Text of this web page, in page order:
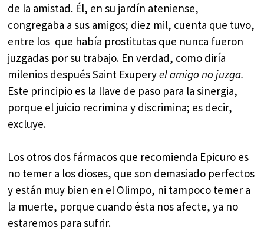
de la amistad. Él, en su jardín ateniense,
congregaba a sus amigos; diez mil, cuenta que tuvo,
entre los que había prostitutas que nunca fueron
juzgadas por su trabajo. En verdad, como diría
milenios después Saint Exuperyel amigo no juzga.
Este principio es la llave de paso para la sinergia,
porque el juicio recrimina y discrimina; es decir,
excluye.
Los otros dos fármacos que recomienda Epicuro es
no temer a los dioses, que son demasiado perfectos
y están muy bien en el Olimpo, ni tampoco temer a
la muerte, porque cuando ésta nos afecte, ya no
estaremos para sufrir.